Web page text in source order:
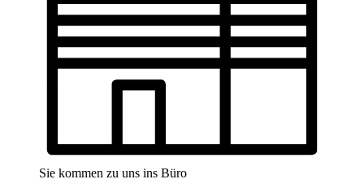
Sie kommen zu uns ins Büro